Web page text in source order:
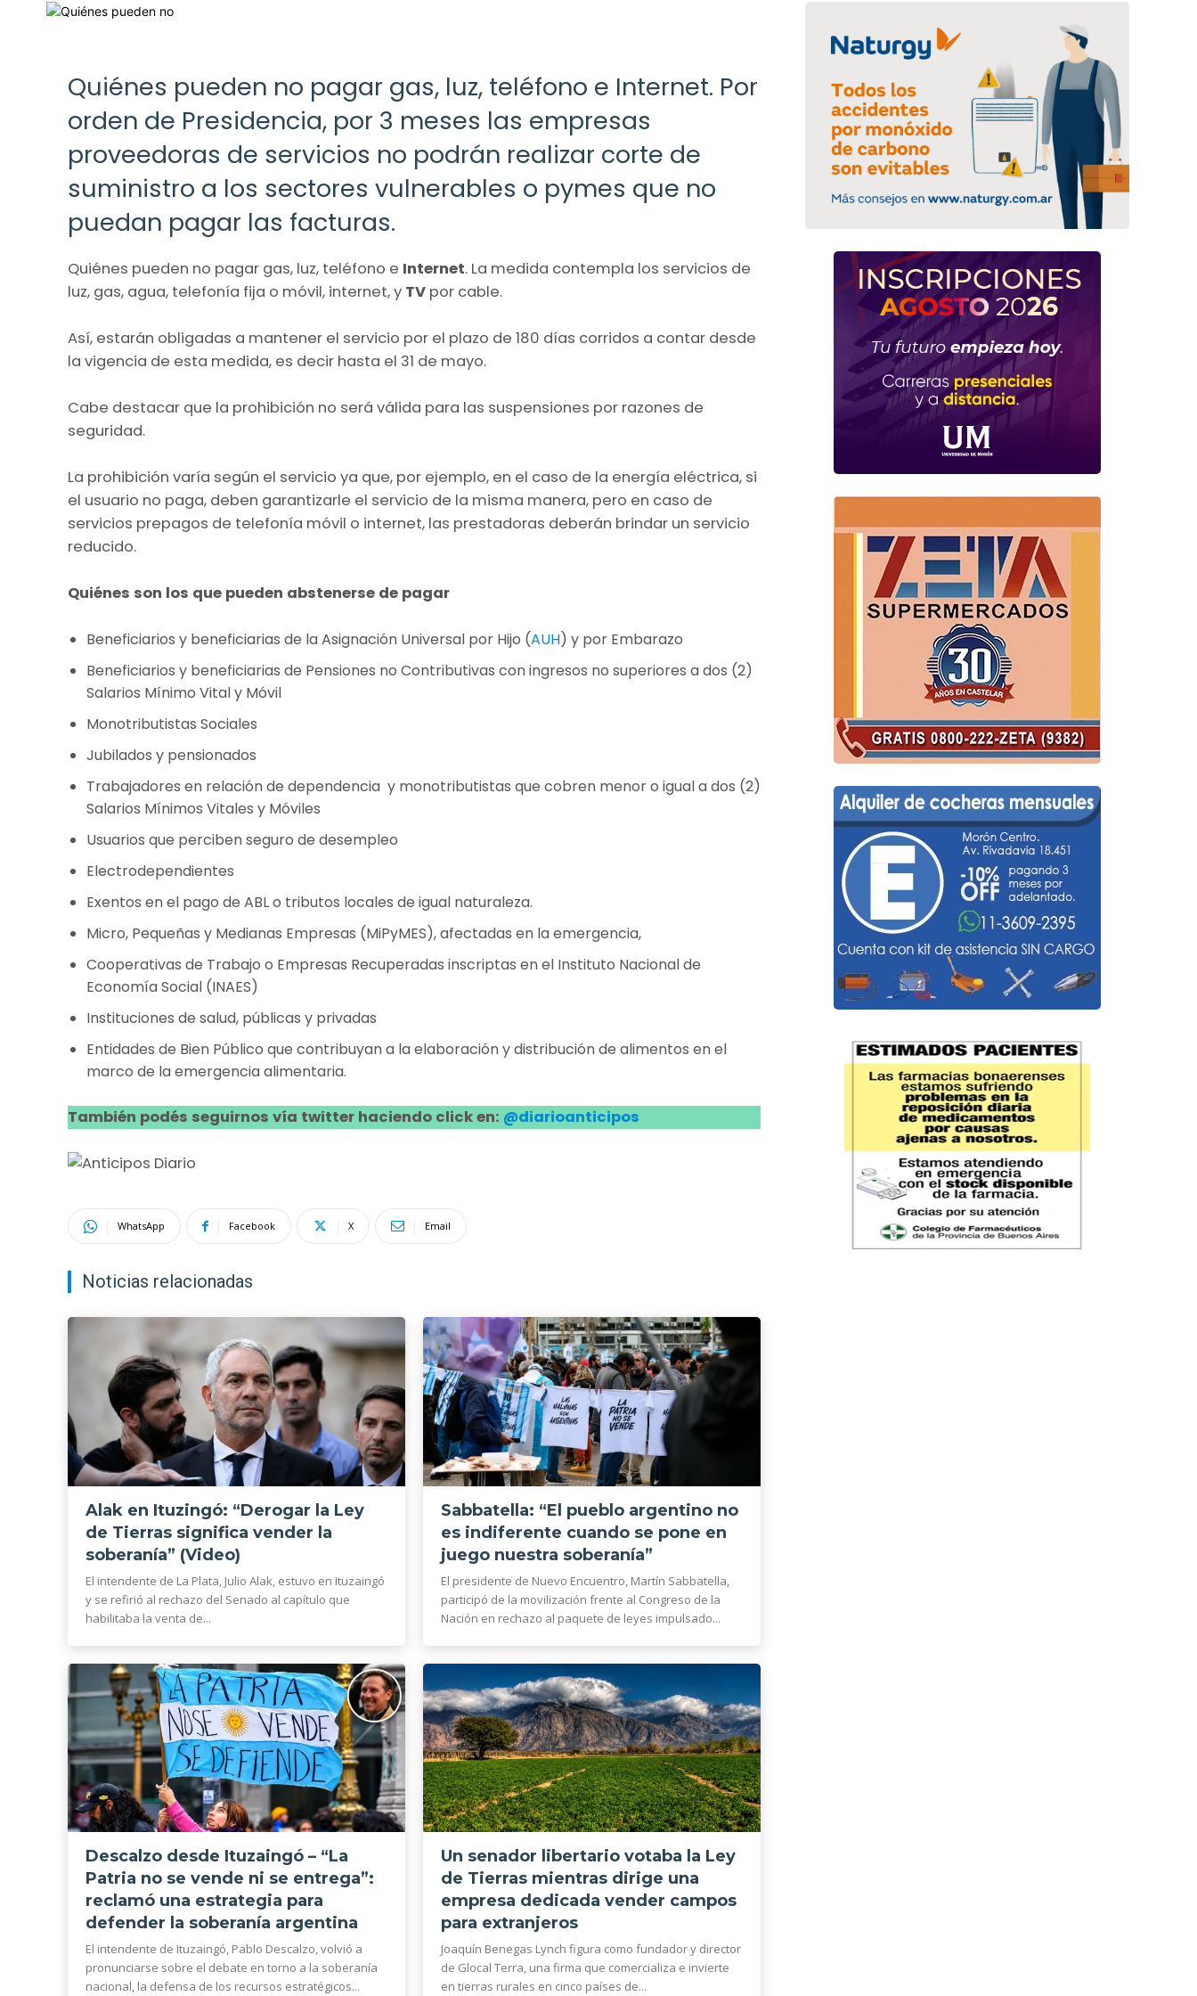
Quiénes pueden no pagar gas, luz, teléfono e Internet. Por
orden de Presidencia, por 3 meses las empresas
proveedoras de servicios no podrán realizar corte de
suministro a los sectores vulnerables o pymes que no
puedan pagar las facturas.
Quiénes pueden no pagar gas, luz, teléfono e Internet. La medida contempla los servicios de
luz, gas, agua, telefonía fija o móvil, internet, y TV por cable.
Así, estarán obligadas a mantener el servicio por el plazo de 180 días corridos a contar desde
la vigencia de esta medida, es decir hasta el 31 de mayo.
Cabe destacar que la prohibición no será válida para las suspensiones por razones de
seguridad.
La prohibición varía según el servicio ya que, por ejemplo, en el caso de la energía eléctrica, si
el usuario no paga, deben garantizarle el servicio de la misma manera, pero en caso de
servicios prepagos de telefonía móvil o internet, las prestadoras deberán brindar un servicio
reducido.
Quiénes son los que pueden abstenerse de pagar
Beneficiarios y beneficiarias de la Asignación Universal por Hijo (AUH) y por Embarazo
Beneficiarios y beneficiarias de Pensiones no Contributivas con ingresos no superiores a dos (2)
Salarios Mínimo Vital y Móvil
Monotributistas Sociales
Jubilados y pensionados
Trabajadores en relación de dependencia y monotributistas que cobren menor o igual a dos (2)
Salarios Mínimos Vitales y Móviles
Usuarios que perciben seguro de desempleo
Electrodependientes
Exentos en el pago de ABL o tributos locales de igual naturaleza.
Micro, Pequeñas y Medianas Empresas (MiPyMES), afectadas en la emergencia,
Cooperativas de Trabajo o Empresas Recuperadas inscriptas en el Instituto Nacional de
Economía Social (INAES)
Instituciones de salud, públicas y privadas
Entidades de Bien Público que contribuyan a la elaboración y distribución de alimentos en el
marco de la emergencia alimentaria.
También podés seguirnos vía twitter haciendo click en: @diarioanticipos
WhatsApp Facebook X Email
Noticias relacionadas
Alak en Ituzingó: “Derogar la Ley
de Tierras significa vender la
soberanía” (Video)
El intendente de La Plata, Julio Alak, estuvo en Ituzaingó
y se refirió al rechazo del Senado al capítulo que
habilitaba la venta de...
Sabbatella: “El pueblo argentino no
es indiferente cuando se pone en
juego nuestra soberanía”
El presidente de Nuevo Encuentro, Martín Sabbatella,
participó de la movilización frente al Congreso de la
Nación en rechazo al paquete de leyes impulsado...
Descalzo desde Ituzaingó – “La
Patria no se vende ni se entrega”:
reclamó una estrategia para
defender la soberanía argentina
El intendente de Ituzaingó, Pablo Descalzo, volvió a
pronunciarse sobre el debate en torno a la soberanía
nacional, la defensa de los recursos estratégicos...
Un senador libertario votaba la Ley
de Tierras mientras dirige una
empresa dedicada vender campos
para extranjeros
Joaquín Benegas Lynch figura como fundador y director
de Glocal Terra, una firma que comercializa e invierte
en tierras rurales en cinco países de...